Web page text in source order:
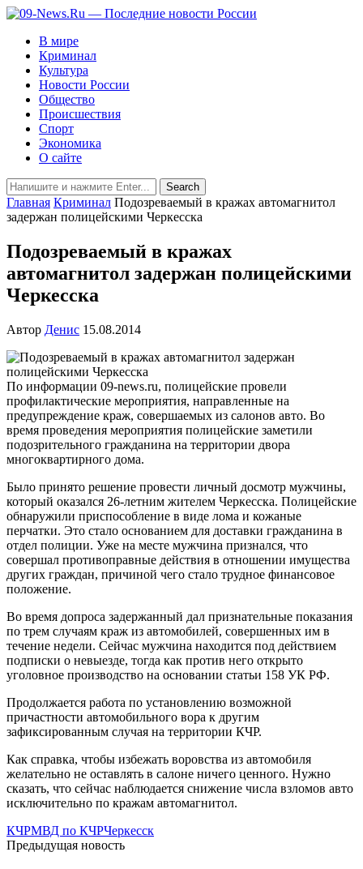
В мире
Криминал
Культура
Новости России
Общество
Происшествия
Спорт
Экономика
О сайте
Главная Криминал Подозреваемый в кражах автомагнитол
задержан полицейскими Черкесска
Подозреваемый в кражах
автомагнитол задержан полицейскими
Черкесска
Автор Денис 15.08.2014
По информации 09-news.ru, полицейские провели
профилактические мероприятия, направленные на
предупреждение краж, совершаемых из салонов авто. Во
время проведения мероприятия полицейские заметили
подозрительного гражданина на территории двора
многоквартирного дома.
Было принято решение провести личный досмотр мужчины,
который оказался 26-летним жителем Черкесска. Полицейские
обнаружили приспособление в виде лома и кожаные
перчатки. Это стало основанием для доставки гражданина в
отдел полиции. Уже на месте мужчина признался, что
совершал противоправные действия в отношении имущества
других граждан, причиной чего стало трудное финансовое
положение.
Во время допроса задержанный дал признательные показания
по трем случаям краж из автомобилей, совершенных им в
течение недели. Сейчас мужчина находится под действием
подписки о невыезде, тогда как против него открыто
уголовное производство на основании статьи 158 УК РФ.
Продолжается работа по установлению возможной
причастности автомобильного вора к другим
зафиксированным случая на территории КЧР.
Как справка, чтобы избежать воровства из автомобиля
желательно не оставлять в салоне ничего ценного. Нужно
сказать, что сейчас наблюдается снижение числа взломов авто
исключительно по кражам автомагнитол.
КЧРМВД по КЧРЧеркесск
Предыдущая новость